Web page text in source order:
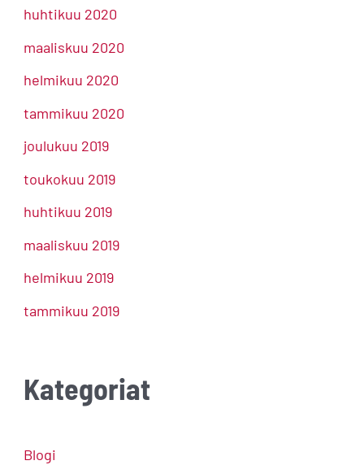
huhtikuu 2020
maaliskuu 2020
helmikuu 2020
tammikuu 2020
joulukuu 2019
toukokuu 2019
huhtikuu 2019
maaliskuu 2019
helmikuu 2019
tammikuu 2019
Kategoriat
Blogi